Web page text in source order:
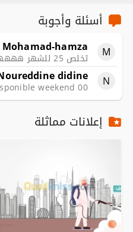
أسئلة وأجوبة
M
Mohamad-hamza
تخلص 25 للشهر ههههههه
N
didine
weekend 00*****
إعلانات مماثلة